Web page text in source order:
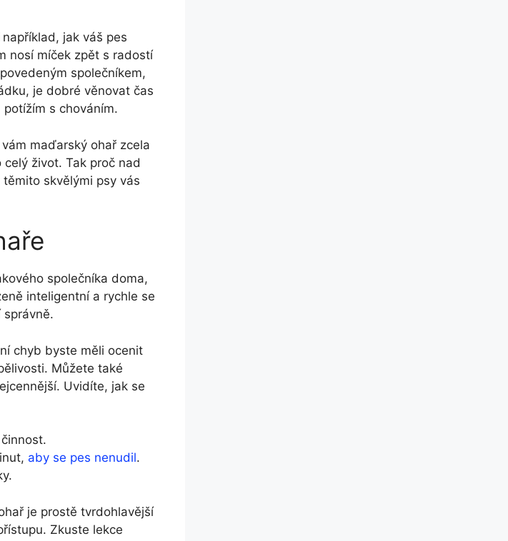
jak váš pes
nosí míček zpět s radostí
společníkem,
je dobré věnovat čas
s chováním.
maďarský ohař zcela
život. Tak proč nad
skvělými psy vás
společníka doma,
inteligentní a rychle se
chyb byste měli ocenit
Můžete také
Uvidíte, jak se
aby se pes nenudil.
je prostě tvrdohlavější
Zkuste lekce